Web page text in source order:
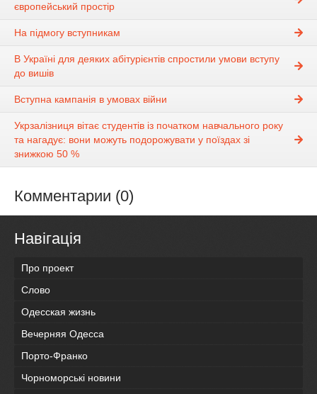
європейський простір
На підмогу вступникам
В Україні для деяких абітурієнтів спростили умови вступу
до вишів
Вступна кампанія в умовах війни
Укрзалізниця вітає студентів із початком навчального року
та нагадує: вони можуть подорожувати у поїздах зі
знижкою 50 %
Комментарии (0)
Навігація
Про проект
Слово
Одесская жизнь
Вечерняя Одесса
Порто-Франко
Чорноморські новини